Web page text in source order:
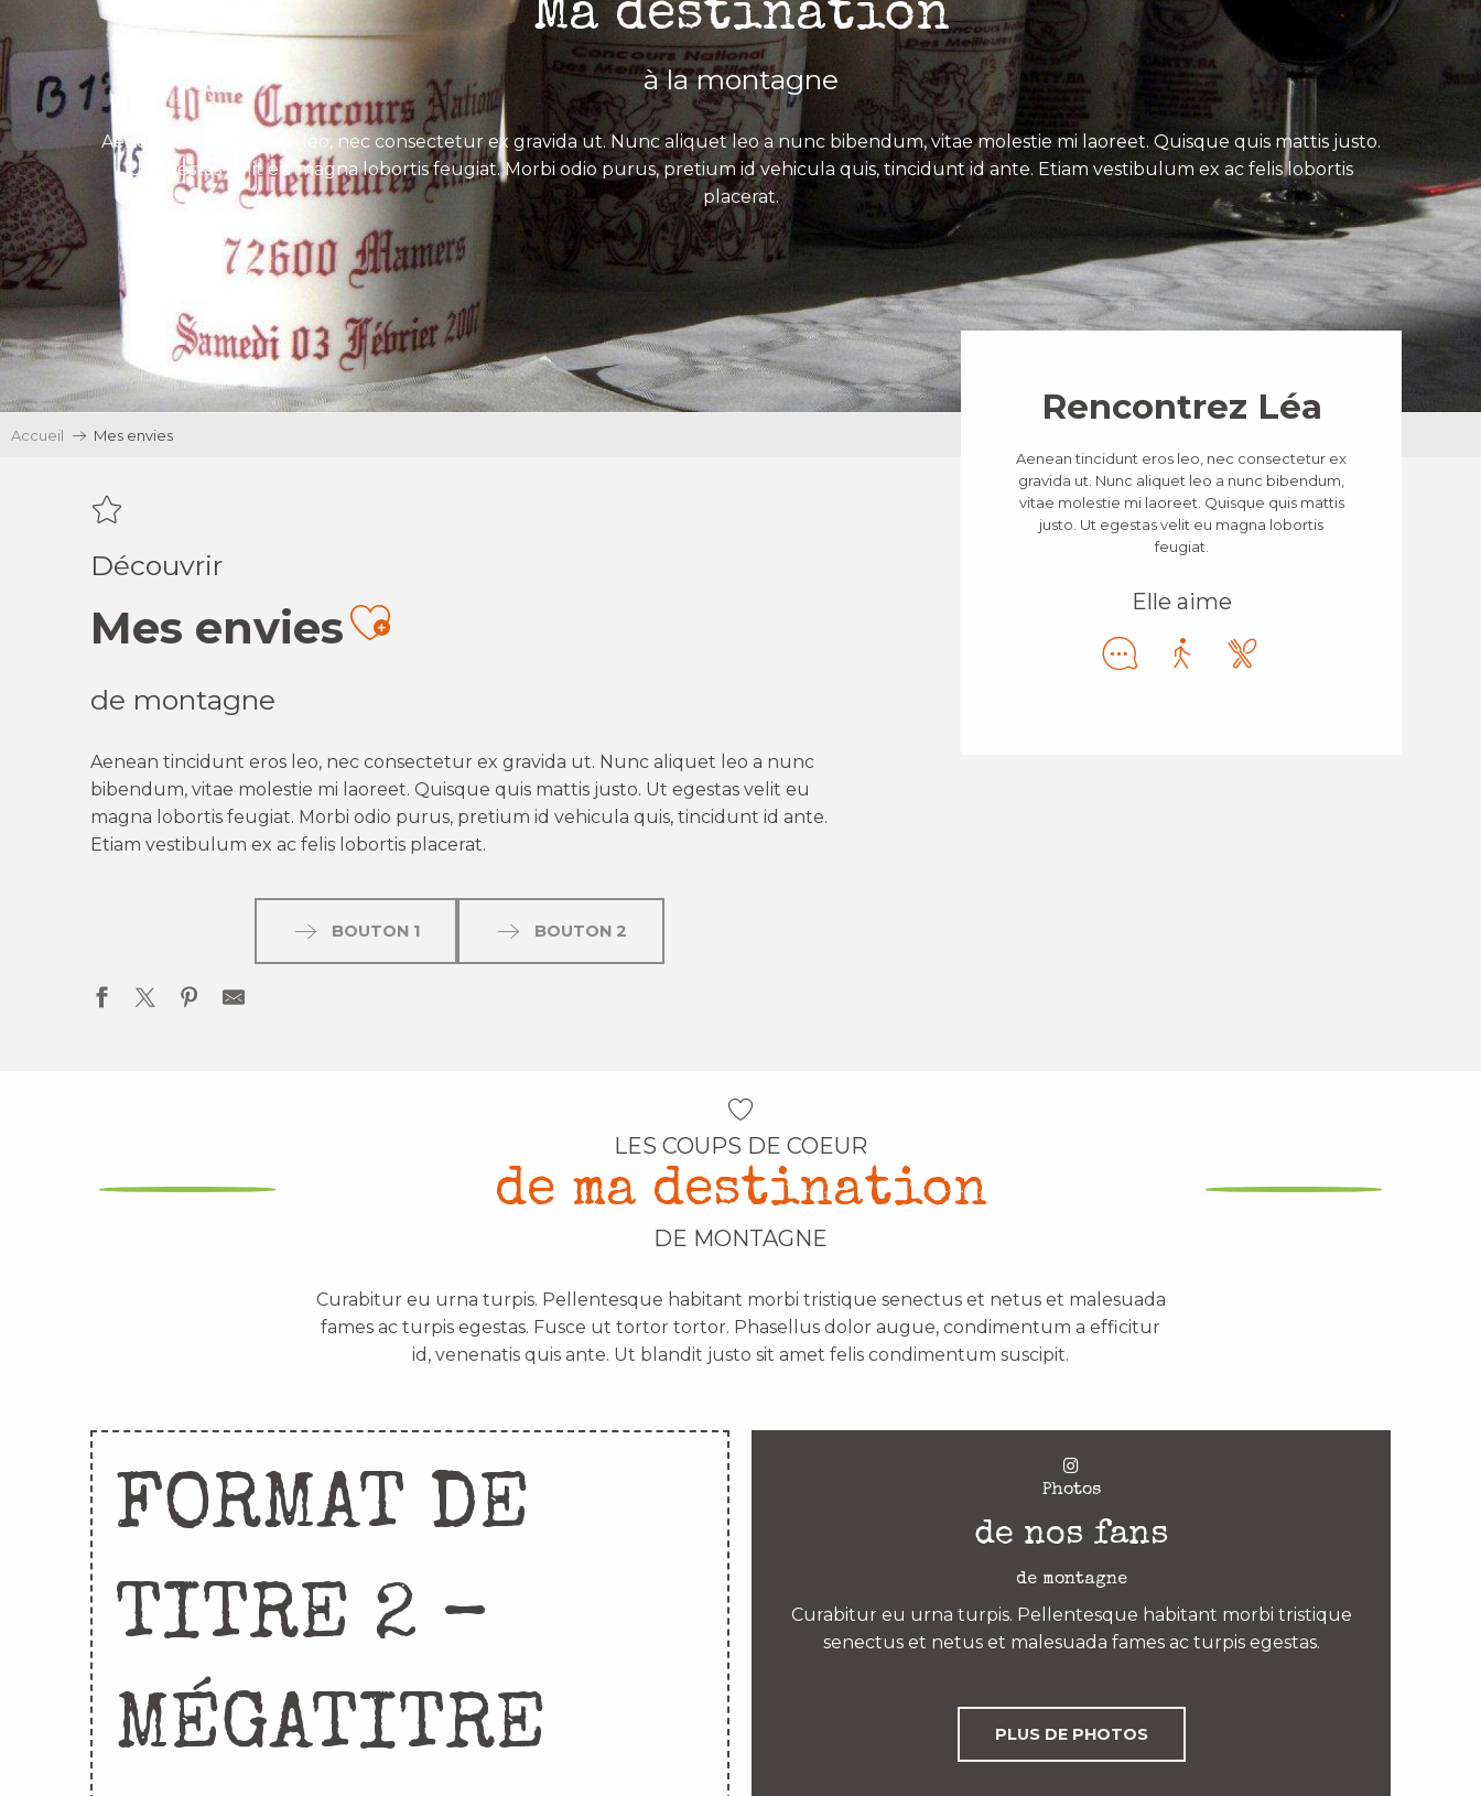
Ma destination
à la montagne
Aenean tincidunt eros leo, nec consectetur ex gravida ut. Nunc aliquet leo a nunc bibendum, vitae molestie mi laoreet. Quisque quis mattis justo.
Ut egestas velit eu magna lobortis feugiat. Morbi odio purus, pretium id vehicula quis, tincidunt id ante. Etiam vestibulum ex ac felis lobortis
placerat.
Accueil Mes envies
Découvrir
Mes enviesAjouter aux favoris
de montagne
Aenean tincidunt eros leo, nec consectetur ex gravida ut. Nunc aliquet leo a nunc
bibendum, vitae molestie mi laoreet. Quisque quis mattis justo. Ut egestas velit eu
magna lobortis feugiat. Morbi odio purus, pretium id vehicula quis, tincidunt id ante.
Etiam vestibulum ex ac felis lobortis placerat.
BOUTON 1 BOUTON 2
Rencontrez Léa
Aenean tincidunt eros leo, nec consectetur ex
gravida ut. Nunc aliquet leo a nunc bibendum,
vitae molestie mi laoreet. Quisque quis mattis
justo. Ut egestas velit eu magna lobortis
feugiat.
Elle aime
LES COUPS DE COEUR
de ma destination
DE MONTAGNE
Curabitur eu urna turpis. Pellentesque habitant morbi tristique senectus et netus et malesuada
fames ac turpis egestas. Fusce ut tortor tortor. Phasellus dolor augue, condimentum a efficitur
id, venenatis quis ante. Ut blandit justo sit amet felis condimentum suscipit.
FORMAT DE
TITRE 2 –
MÉGATITRE
Photos
de nos fans
de montagne
Curabitur eu urna turpis. Pellentesque habitant morbi tristique
senectus et netus et malesuada fames ac turpis egestas.
PLUS DE PHOTOS